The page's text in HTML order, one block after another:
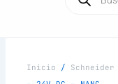
productos
Inicio / Schneider